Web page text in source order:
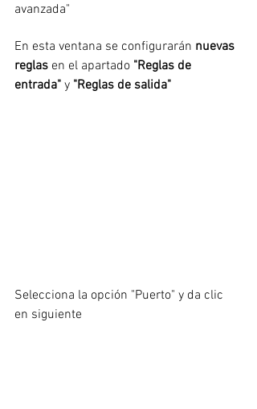
avanzada"
En esta ventana se configurarán nuevas
reglas en el apartado "Reglas de
entrada" y "Reglas de salida"
Selecciona la opción "Puerto" y da clic
en siguiente